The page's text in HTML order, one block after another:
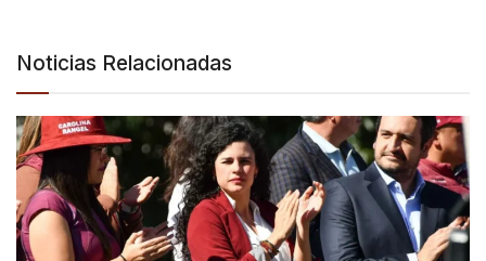
Noticias Relacionadas